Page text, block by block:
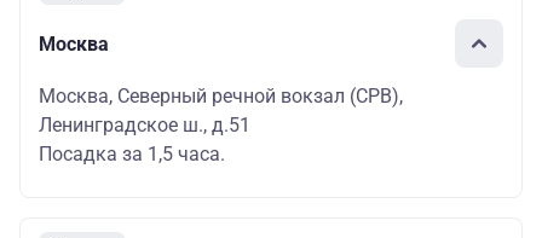
Москва
Москва, Северный речной вокзал (СРВ),
Ленинградское ш., д.51
Посадка за 1,5 часа.